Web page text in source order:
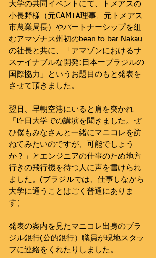
大学の共同イベントにて、トメアスの
小長野様（元CAMTA理事、元トメアス
市農業局長）やパートナーシップを組
むアマゾナス州初のbean to bar Nakau
の社長と共に、「アマゾンにおけるサ
ステイナブルな開発:日本ーブラジルの
国際協力」というお題目のもと発表を
させて頂きました。
翌日、早朝空港にいると肩を突かれ
「昨日大学での講演を聞きました。ぜ
ひ僕もみなさんと一緒にマニコレを訪
ねてみたいのですが、可能でしょう
か？」とエンジニアの仕事のため地方
行きの飛行機を待つ人に声を書けられ
ました。(ブラジルでは、仕事しながら
大学に通うことはごく普通にありま
す）
発表の案内を見たマニコレ出身のブラ
ジル銀行(公的銀行）職員が現地スタッ
フに連絡をくれたりしました。